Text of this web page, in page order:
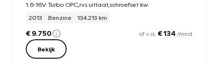
1.6-16V Turbo OPC,rvs uitlaat,schroefset kw
2013
Benzine 134.213 km
€ 9.750 of v.a. € 134 /mnd
Bekijk